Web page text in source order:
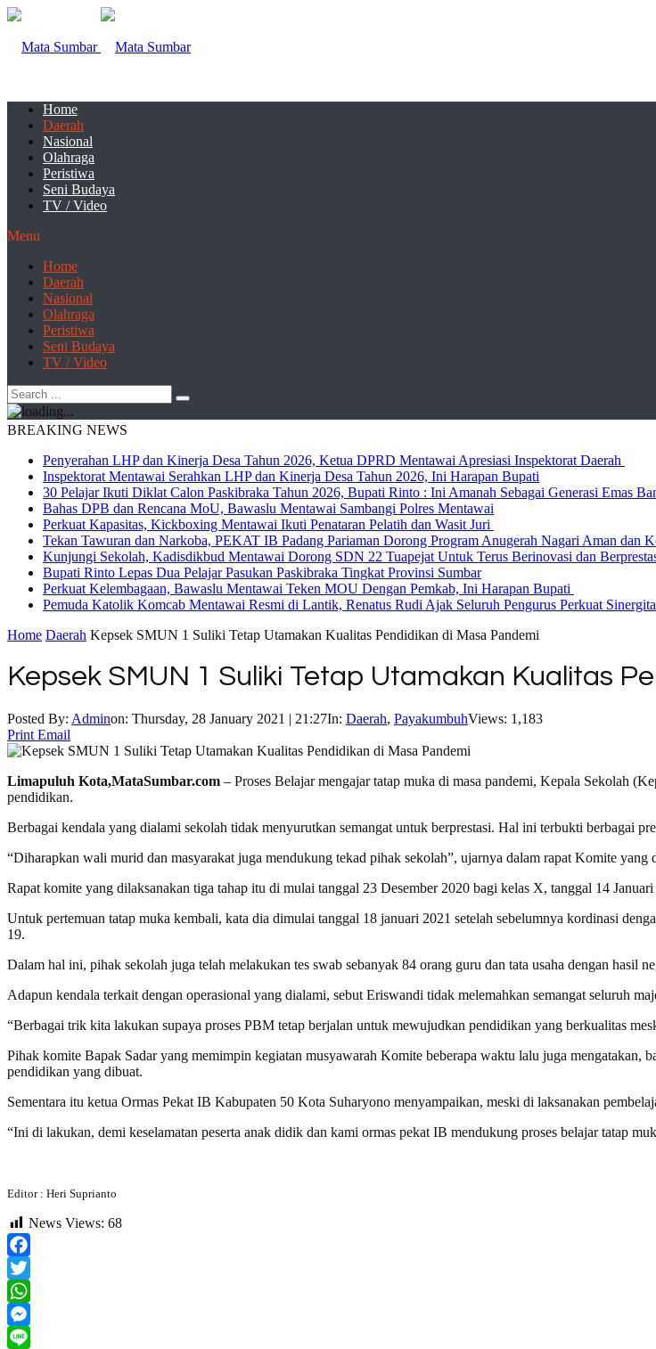
Home
Daerah
Nasional
Olahraga
Peristiwa
Seni Budaya
TV / Video
Menu
Home
Daerah
Nasional
Olahraga
Peristiwa
Seni Budaya
TV / Video
BREAKING NEWS
Penyerahan LHP dan Kinerja Desa Tahun 2026, Ketua DPRD Mentawai Apresiasi Inspektorat Daerah
Inspektorat Mentawai Serahkan LHP dan Kinerja Desa Tahun 2026, Ini Harapan Bupati
30 Pelajar Ikuti Diklat Calon Paskibraka Tahun 2026, Bupati Rinto : Ini Amanah Sebagai Generasi Emas
Bahas DPB dan Rencana MoU, Bawaslu Mentawai Sambangi Polres Mentawai
Perkuat Kapasitas, Kickboxing Mentawai Ikuti Penataran Pelatih dan Wasit Juri
Tekan Tawuran dan Narkoba, PEKAT IB Padang Pariaman Dorong Program Anugerah Nagari Aman dan
Kunjungi Sekolah, Kadisdikbud Mentawai Dorong SDN 22 Tuapejat Untuk Terus Berinovasi dan
Bupati Rinto Lepas Dua Pelajar Pasukan Paskibraka Tingkat Provinsi Sumbar
Perkuat Kelembagaan, Bawaslu Mentawai Teken MOU Dengan Pemkab, Ini Harapan Bupati
Pemuda Katolik Komcab Mentawai Resmi di Lantik, Renatus Rudi Ajak Seluruh Pengurus Perkuat
Home Daerah Kepsek SMUN 1 Suliki Tetap Utamakan Kualitas Pendidikan di Masa Pandemi
Kepsek SMUN 1 Suliki Tetap Utamakan Kualitas
Posted By: Adminon: Thursday, 28 January 2021 | 21:27In: Daerah, PayakumbuhViews: 1,183
Print Email
Limapuluh Kota,MataSumbar.com – Proses Belajar mengajar tatap muka di masa pandemi, Kepala Sekolah
pendidikan.
Berbagai kendala yang dialami sekolah tidak menyurutkan semangat untuk berprestasi. Hal ini terbukti berbagai
“Diharapkan wali murid dan masyarakat juga mendukung tekad pihak sekolah”, ujarnya dalam rapat Komite
Rapat komite yang dilaksanakan tiga tahap itu di mulai tanggal 23 Desember 2020 bagi kelas X, tanggal 14
Untuk pertemuan tatap muka kembali, kata dia dimulai tanggal 18 januari 2021 setelah sebelumnya kordinasi
19.
Dalam hal ini, pihak sekolah juga telah melakukan tes swab sebanyak 84 orang guru dan tata usaha dengan hasil
Adapun kendala terkait dengan operasional yang dialami, sebut Eriswandi tidak melemahkan semangat seluruh
“Berbagai trik kita lakukan supaya proses PBM tetap berjalan untuk mewujudkan pendidikan yang berkualitas
Pihak komite Bapak Sadar yang memimpin kegiatan musyawarah Komite beberapa waktu lalu juga
pendidikan yang dibuat.
Sementara itu ketua Ormas Pekat IB Kabupaten 50 Kota Suharyono menyampaikan, meski di laksanakan
“Ini di lakukan, demi keselamatan peserta anak didik dan kami ormas pekat IB mendukung proses belajar tatap
Editor : Heri Suprianto
News Views: 68
Facebook
Twitter
WhatsApp
Messenger